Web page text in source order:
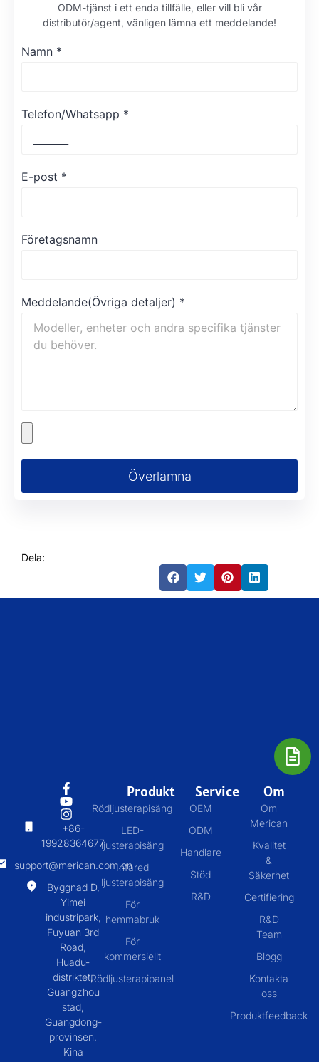
ODM-tjänst i ett enda tillfälle, eller vill bli vår
distributör/agent, vänligen lämna ett meddelande!
Namn *
Telefon/Whatsapp *
E-post *
Företagsnamn
Meddelande(Övriga detaljer) *
Överlämna
Dela:
+86-
19928364677
support@merican.com.cn
Byggnad D,
Yimei
industripark,
Fuyuan 3rd
Road,
Huadu-
distriktet,
Guangzhou
stad,
Guangdong-
provinsen,
Kina
Produkt
Rödljusterapisäng
LED-
ljusterapisäng
Infared
ljusterapisäng
För
hemmabruk
För
kommersiellt
Rödljusterapipanel
Service
OEM
ODM
Handlare
Stöd
R&D
Om
Om
Merican
Kvalitet
&
Säkerhet
Certifiering
R&D
Team
Blogg
Kontakta
oss
Produktfeedback